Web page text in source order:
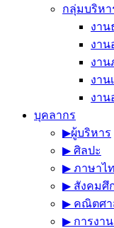
กลุ่มบริหา
งาน
งาน
งาน
งาน
งาน
บุคลากร
▶︎ผู้บริหาร
▶︎ ศิลปะ
▶︎ ภาษาไ
▶︎ สังคมศึ
▶︎ คณิตศา
▶︎ การงา